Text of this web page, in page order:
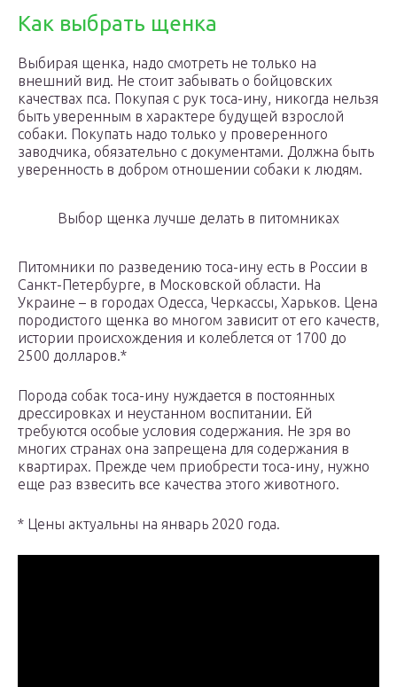
Как выбрать щенка
Выбирая щенка, надо смотреть не только на
внешний вид. Не стоит забывать о бойцовских
качествах пса. Покупая с рук тоса-ину, никогда нельзя
быть уверенным в характере будущей взрослой
собаки. Покупать надо только у проверенного
заводчика, обязательно с документами. Должна быть
уверенность в добром отношении собаки к людям.
Выбор щенка лучше делать в питомниках
Питомники по разведению тоса-ину есть в России в
Санкт-Петербурге, в Московской области. На
Украине – в городах Одесса, Черкассы, Харьков. Цена
породистого щенка во многом зависит от его качеств,
истории происхождения и колеблется от 1700 до
2500 долларов.*
Порода собак тоса-ину нуждается в постоянных
дрессировках и неустанном воспитании. Ей
требуются особые условия содержания. Не зря во
многих странах она запрещена для содержания в
квартирах. Прежде чем приобрести тоса-ину, нужно
еще раз взвесить все качества этого животного.
* Цены актуальны на январь 2020 года.